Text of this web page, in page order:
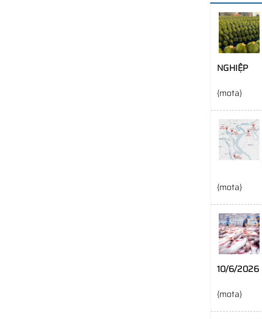
NGHIỆP
{mota}
{mota}
10/6/2026
{mota}